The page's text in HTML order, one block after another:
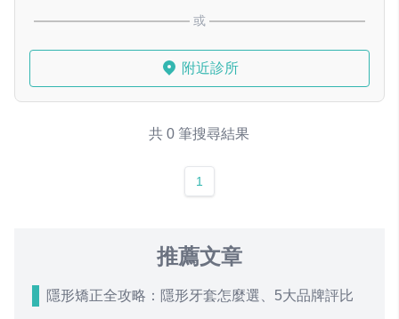
或
附近診所
共 0 筆搜尋結果
1
推薦文章
隱形矯正全攻略：隱形牙套怎麼選、5大品牌評比